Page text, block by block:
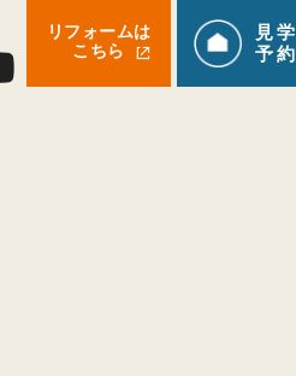
リフォームは
こちら
見学
予約